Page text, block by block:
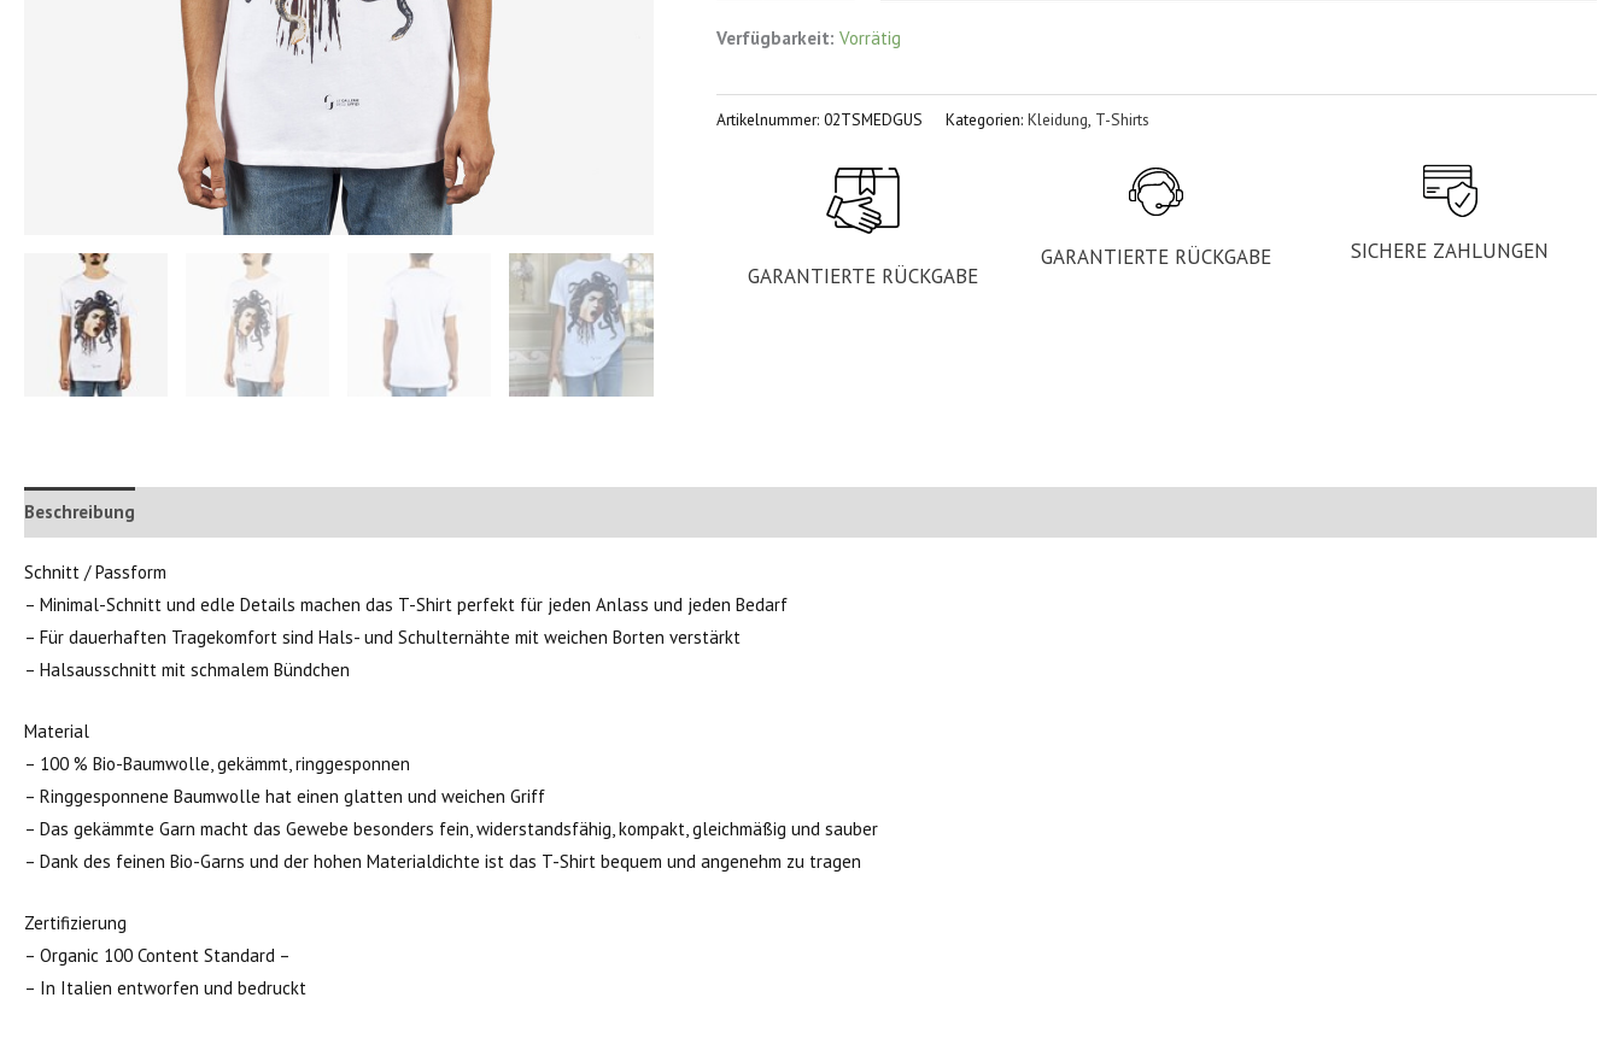
Verfügbarkeit: Vorrätig
Artikelnummer: 02TSMEDGUS Kategorien: Kleidung, T-Shirts
GARANTIERTE RÜCKGABE
GARANTIERTE RÜCKGABE SICHERE ZAHLUNGEN
Beschreibung
Schnitt / Passform
– Minimal-Schnitt und edle Details machen das T-Shirt perfekt für jeden Anlass und jeden Bedarf
– Für dauerhaften Tragekomfort sind Hals- und Schulternähte mit weichen Borten verstärkt
– Halsausschnitt mit schmalem Bündchen
Material
– 100 % Bio-Baumwolle, gekämmt, ringgesponnen
– Ringgesponnene Baumwolle hat einen glatten und weichen Griff
– Das gekämmte Garn macht das Gewebe besonders fein, widerstandsfähig, kompakt, gleichmäßig und sauber
– Dank des feinen Bio-Garns und der hohen Materialdichte ist das T-Shirt bequem und angenehm zu tragen
Zertifizierung
– Organic 100 Content Standard –
– In Italien entworfen und bedruckt